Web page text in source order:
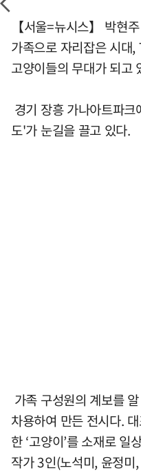
【서울=뉴시스】 박현
가족으로 자리잡은 시대
고양이들의 무대가 되고
경기 장흥 가나아트파
도'가 눈길을 끌고 있다.
가족 구성원의 계보를
차용하여 만든 전시다.
한 ‘고양이’를 소재로 일
작가 3인(노석미, 윤정